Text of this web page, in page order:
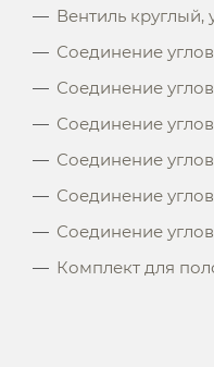
Вентиль круглый,
Соединение
Соединение
Соединение
Соединение
Соединение
Соединение
Комплект для